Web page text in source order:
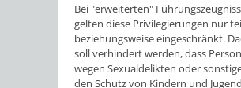
Bei "erweiterten"
gelten diese Privilegierungen nur
beziehungsweise eingeschränkt.
soll verhindert werden, dass
wegen Sexualdelikten oder
den Schutz von Kindern und